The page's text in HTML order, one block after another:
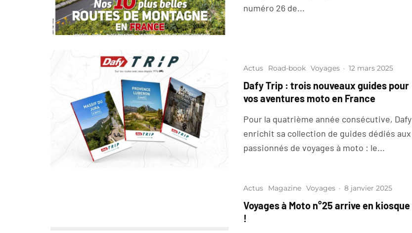
numéro 26 de...
Actus Road-book Voyages · 12 mars 2025
Dafy Trip : trois nouveaux guides pour
vos aventures moto en France
Pour la quatrième année consécutive, Dafy
enrichit sa collection de guides dédiés aux
passionnés de voyages à moto : le...
Actus Magazine Voyages · 8 janvier 2025
Voyages à Moto n°25 arrive en kiosque
!